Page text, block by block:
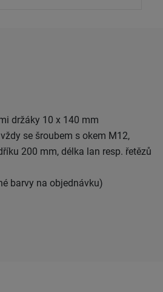
držáky 10 x 140 mm
se šroubem s okem M12,
200 mm, délka lan resp. řetězů
barvy na objednávku)